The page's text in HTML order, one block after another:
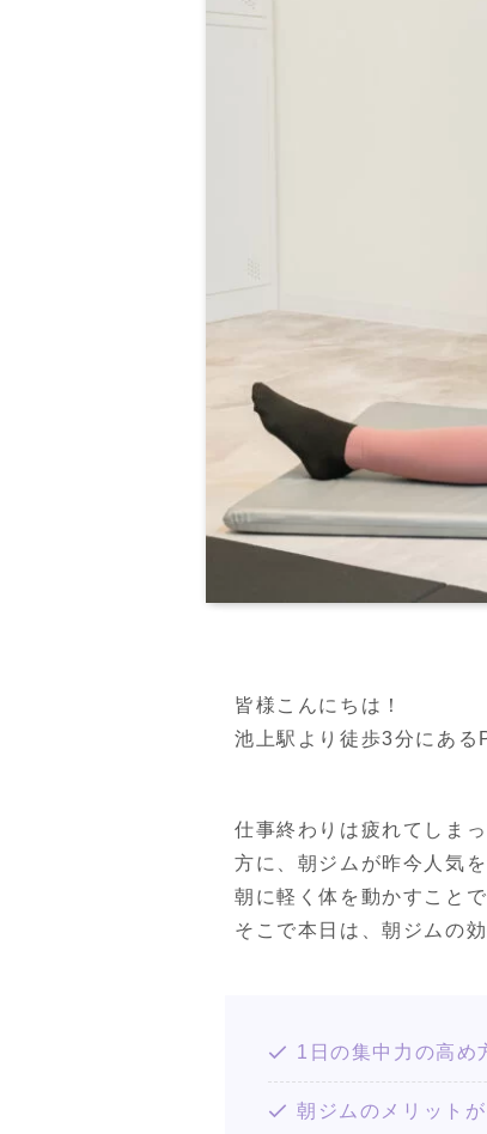
皆様こんにちは！
池上駅より徒歩3分にあ
仕事終わりは疲れてしま
方に、朝ジムが昨今人気
朝に軽く体を動かすこと
そこで本日は、朝ジムの
1日の集中力の高め
朝ジムのメリット